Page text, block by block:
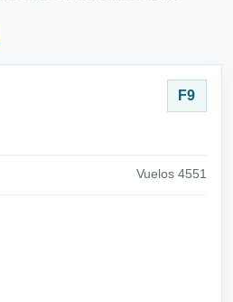
F9
Vuelos 4551